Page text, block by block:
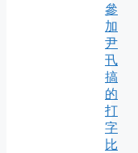
參
加
尹
卂
搞
的
打
字
比